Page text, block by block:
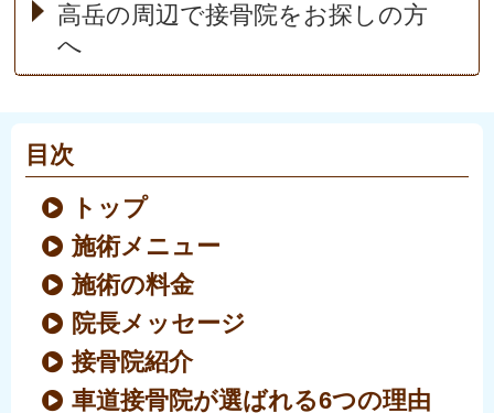
高岳の周辺で接骨院をお探しの方
へ
目次
トップ
施術メニュー
施術の料金
院長メッセージ
接骨院紹介
車道接骨院が選ばれる6つの理由